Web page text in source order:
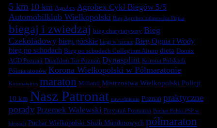
5 km 10 km Agrobex Agrobex Cykl Biegów 5/5
Automobilklub Wielkopolski Bieg Agrobex zalasewska Piątka
biegaj i zwiedzaj bieg charytatywny Bieg
Czekoladowy biegi górskie biegi w terenie Bieg Ognia i Wody
bieg po schodach Bieg po schodach Collegium Altum dieta Domix
AGD Poznań Duathlon Tor Poznań Dynasplint Korona Polskich
Półmaratonów Korona Wielkopolski w Półmaratonie
Koronawirus maraton Millano Mistrzostwa Wielkopolski Policji
10 km Nasz Patronat nawodnienie Poznań praktyczne
porady Przemek Walewski Przystań Posnania Puchar Polski PSP w
biegach Puchar Wielkopolski Służb Mundurowych półmaraton